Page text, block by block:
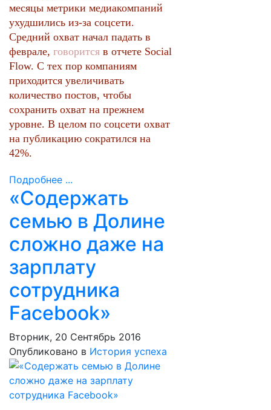
месяцы метрики медиакомпаний
ухудшились из-за соцсети.
Средний охват начал падать в
феврале, говорится в отчете Social
Flow. С тех пор компаниям
приходится увеличивать
количество постов, чтобы
сохранить охват на прежнем
уровне. В целом по соцсети охват
на публикацию сократился на
42%.
Подробнее ...
«Содержать
семью в Долине
сложно даже на
зарплату
сотрудника
Facebook»
Вторник, 20 Сентябрь 2016
Опубликовано в История успеха